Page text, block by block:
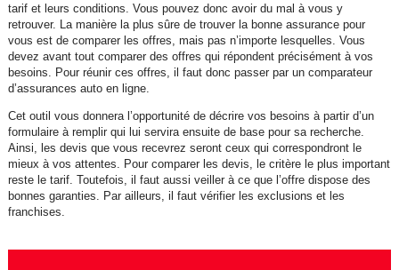
tarif et leurs conditions. Vous pouvez donc avoir du mal à vous y
retrouver. La manière la plus sûre de trouver la bonne assurance pour
vous est de comparer les offres, mais pas n’importe lesquelles. Vous
devez avant tout comparer des offres qui répondent précisément à vos
besoins. Pour réunir ces offres, il faut donc passer par un comparateur
d’assurances auto en ligne.
Cet outil vous donnera l’opportunité de décrire vos besoins à partir d’un
formulaire à remplir qui lui servira ensuite de base pour sa recherche.
Ainsi, les devis que vous recevrez seront ceux qui correspondront le
mieux à vos attentes. Pour comparer les devis, le critère le plus important
reste le tarif. Toutefois, il faut aussi veiller à ce que l’offre dispose des
bonnes garanties. Par ailleurs, il faut vérifier les exclusions et les
franchises.